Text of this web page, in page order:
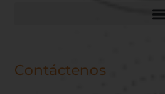
Contáctenos